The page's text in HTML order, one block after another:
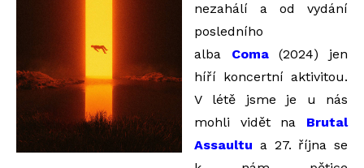
nezahálí a od vydání
posledního
alba Coma(2024) jen
híří koncertní aktivitou.
V létě jsme je u nás
mohli vidět na Brutal
Assaultu a 27. října se